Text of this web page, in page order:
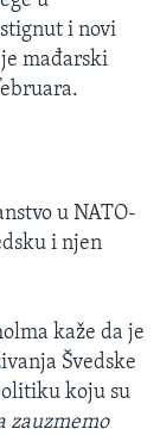
i novi
mađarski
u NATO-
i njen
kaže da je
Švedske
koju su
zauzmemo